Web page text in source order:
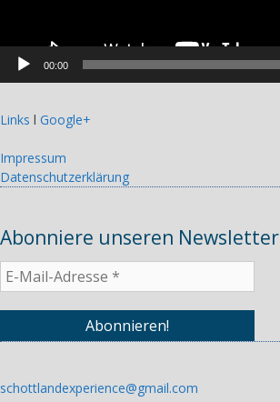
00:00
Links l Google+
Impressum
Datenschutzerklärung
Abonniere unseren Newsletter
schottlandexperience@gmail.com